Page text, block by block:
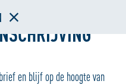
en blijf op de hoogte van